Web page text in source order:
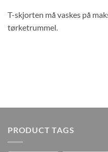
T-skjorten må vaskes på
tørketrummel.
PRODUCT TAGS